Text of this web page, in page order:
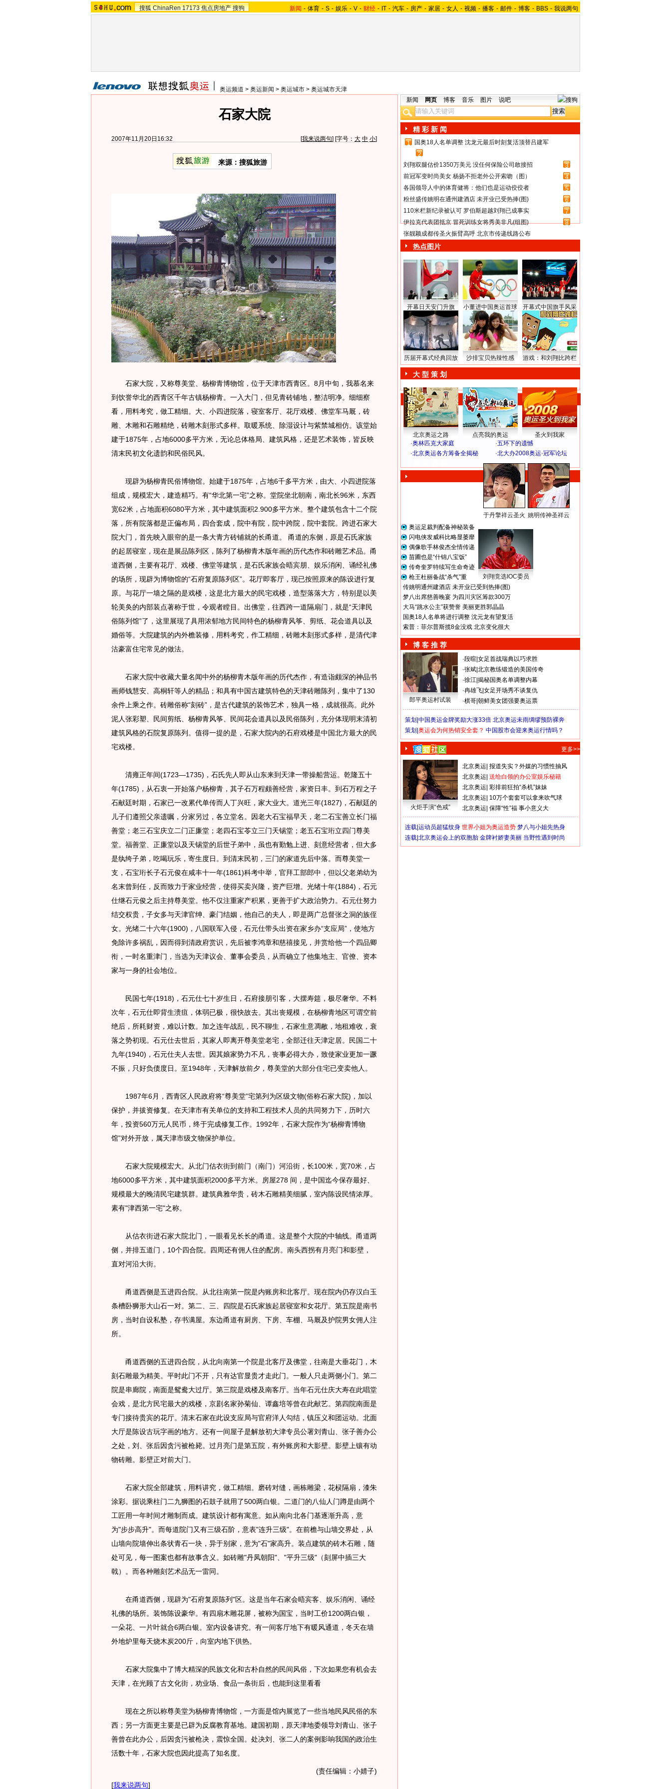
搜狐 ChinaRen 17173 焦点房地产 搜狗 新闻 - 体育 - S - 娱乐 - V - 财经 - IT - 汽车 - 房产 - 家居 - 女人 - 视频 - 播客 - 邮件 - 博客 - BBS - 我说两句
奥运频道 > 奥运新闻 > 奥运城市 > 奥运城市天津
石家大院
2007年11月20日16:32 [我来说两句] [字号： 大 中 小]
来源：搜狐旅游
石家大院，又称尊美堂、杨柳青博物馆，位于天津市西青区。8月中旬，我慕名来
到饮誉华北的西青区千年古镇杨柳青。一入大门，但见青砖铺地，整洁明净。细细察
看，用料考究，做工精细。大、小四进院落，寝室客厅、花厅戏楼、佛堂车马厩，砖
雕、木雕和石雕精绝，砖雕木刻形式多样。取暖系统、除湿设计与紫禁城相仿。该堂始
建于1875年，占地6000多平方米，无论总体格局、建筑风格，还是艺术装饰，皆反映
清末民初文化遗韵和民俗民风。
现辟为杨柳青民俗博物馆。始建于1875年，占地6千多平方米，由大、小四进院落
组成，规模宏大，建造精巧。有“华北第一宅”之称。堂院坐北朝南，南北长96米，东西
宽62米，占地面积6080平方米，其中建筑面积2.900多平方米。整个建筑包含十二个院
落，所有院落都是正偏布局，四合套成，院中有院，院中跨院，院中套院。跨进石家大
院大门，首先映入眼帘的是一条大青方砖铺就的长甬道。 甬道的东侧，原是石氏家族
的起居寝室，现在是展品陈列区，陈列了杨柳青木版年画的历代杰作和砖雕艺术品。甬
道西侧，主要有花厅、戏楼、佛堂等建筑，是石氏家族会晤宾朋、娱乐消闲、诵经礼佛
的场所，现辟为博物馆的“石府复原陈列区”。花厅即客厅，现已按照原来的陈设进行复
原。与花厅一墙之隔的是戏楼，这是北方最大的民宅戏楼，造型落落大方，特别是以美
轮美奂的内部装点著称于世，令观者瞠目。出佛堂，往西跨一道隔扇门，就是“天津民
俗陈列馆”了，这里展现了具用浓郁地方民间特色的杨柳青风筝、剪纸、花会道具以及
婚俗等。大院建筑的内外檐装修，用料考究，作工精细，砖雕木刻形式多样，是清代津
沽豪富住宅常见的做法。
石家大院中收藏大量名闻中外的杨柳青木版年画的历代杰作，有造诣颇深的神品书
画师钱慧安、高桐轩等人的精品；和具有中国古建筑特色的天津砖雕陈列，集中了130
余件上乘之作。砖雕俗称“刻砖”，是古代建筑的装饰艺术，独具一格，成就很高。此外
泥人张彩塑、民间剪纸、杨柳青风筝、民间花会道具以及民俗陈列，充分体现明末清初
建筑风格的石院复原陈列。值得一提的是，石家大院内的石府戏楼是中国北方最大的民
宅戏楼。
清雍正年间(1723—1735)，石氏先人即从山东来到天津一带操船营运。乾隆五十
年(1785)，从石衷一开始落户杨柳青，其子石万程颇善经营，家资日丰。到石万程之子
石献廷时期，石家已一改累代单传而人丁兴旺，家大业大。道光三年(1827)，石献廷的
儿子们遵照父亲遗嘱，分家另过，各立堂名。因老大石宝福早天，老二石宝善立长门福
善堂；老三石宝庆立二门正廉堂；老四石宝苓立三门天锡堂；老五石宝珩立四门尊美
堂。福善堂、正廉堂以及天锡堂的后世子弟中，虽也有勤勉上进、刻意经营者，但大多
是纨绔子弟，吃喝玩乐，寄生度日。到清末民初，三门的家道先后中落。而尊美堂一
支，石宝珩长子石元俊在咸丰十一年(1861)科考中举，官拜工部郎中，但以父老弟幼为
名末曾到任，反而致力于家业经营，使得买卖兴隆，资产巨增。光绪十年(1884)，石元
仕继石元俊之后主持尊美堂。他不仅注重家产积累，更善于扩大政治势力。石元仕努力
结交权贵，子女多与天津官绅、豪门结姻，他自己的夫人，即是两广总督张之洞的族侄
女。光绪二十六年(1900)，八国联军入侵，石元仕带头出资在家乡办“支应局”，使地方
免除许多祸乱，因而得到清政府赏识，先后被李鸿章和慈禧接见，并赏给他一个四品卿
衔，一时名重津门，当选为天津议会、董事会委员，从而确立了他集地主、官僚、资本
家与一身的社会地位。
民国七年(1918)，石元仕七十岁生日，石府接朋引客，大摆寿筵，极尽奢华。不料
次年，石元仕即背生溃疽，体弱已极，很快故去。其出丧规模，在杨柳青地区可谓空前
绝后，所耗财资，难以计数。加之连年战乱，民不聊生，石家生意凋敝，地租难收，衰
落之势初现。石元仕去世后，其家人即离开尊美堂老宅，全部迁往天津定居。民国二十
九年(1940)，石元仕夫人去世。因其娘家势力不凡，丧事必得大办，致使家业更加一蹶
不振，只好负债度日。至1948年，天津解放前夕，尊美堂的大部分住宅已变卖他人。
1987年6月，西青区人民政府将“尊美堂”宅第列为区级文物(俗称石家大院)，加以
保护，并拔资修复。在天津市有关单位的支持和工程技术人员的共同努力下，历时六
年，投资560万元人民币，终于完成修复工作。1992年，石家大院作为“杨柳青博物
馆”对外开放，属天津市级文物保护单位。
石家大院规模宏大。从北门估衣街到前门（南门）河沿街，长100米，宽70米，占
地6000多平方米，其中建筑面积2000多平方米。房屋278 间，是中国迄今保存最好、
规模最大的晚清民宅建筑群。建筑典雅华贵，砖木石雕精美细腻，室内陈设民情浓厚。
素有"津西第一宅"之称。
从估衣街进石家大院北门，一眼看见长长的甬道。这是整个大院的中轴线。甬道两
侧，并排五道门，10个四合院。四周还有佣人住的配房。南头西拐有月亮门和影壁，
直对河沿大街。
甬道西侧是五进四合院。从北往南第一院是内账房和北客厅。现在院内仍存汉白玉
条槽卧狮形大山石一对。第二、三、四院是石氏家族起居寝室和女花厅。第五院是南书
房，当时自设私塾，存书满屋。东边甬道有厨房、下房、车棚、马厩及护院男女佣人注
所。
甬道西侧的五进四合院，从北向南第一个院是北客厅及佛堂，往南是大垂花门，木
刻石雕最为精美。平时此门不开，只有达官显贵才走此门。一般人只走两侧小门。第二
院是串廊院，南面是鸳鸯大过厅。第三院是戏楼及南客厅。当年石元仕庆大寿在此唱堂
会戏，是北方民宅最大的戏楼，京剧名家孙菊仙、谭鑫培等曾在此献艺。第四院南面是
专门接待贵宾的花厅。清末石家在此设支应局与官府洋人勾结，镇压义和团运动。北面
大厅是陈设古玩字画的地方。还有一间屋子是解放初大津专员公署刘青山、张子善办公
之处，刘、张后因贪污被枪毙。过月亮门是第五院，有外账房和大影壁。影壁上镶有动
物砖雕。影壁正对前大门。
石家大院全部建筑，用料讲究，做工精细。磨砖对缝，画栋雕梁，花棂隔扇，漆朱
涂彩。据说乘柱门二九狮图的石鼓子就用了500两白银。二道门的八仙人门蹲是由两个
工匠用一年时间才雕制而成。建筑设计都有寓意。如从南向北各门基逐渐升高，意
为"步步高升"。而每道院门又有三级石阶，意表"连升三级"。在前檐与山墙交界处，从
山墙向院墙伸出条状青石一块，异于别家，意为"石"家高升。装点建筑的砖木石雕，随
处可见，每一图案也都有故事含义。如砖雕"丹凤朝阳"、"平升三级"（刻屏中插三大
戟）。而各种雕刻艺术品无一雷同。
在甬道西侧，现辟为"石府复原陈列"区。这是当年石家会晤宾客、娱乐消闲、诵经
礼佛的场所。装饰陈设豪华。有四扇木雕花屏，被称为国宝，当时工价1200两白银，
一朵花、一片叶就合6两白银。室内设备讲究。有一间客厅地下有暖风通道，冬天在墙
外地炉里每天烧木炭200斤，向室内地下供热。
石家大院集中了博大精深的民族文化和古朴自然的民间风俗，下次如果您有机会去
天津，在光顾了古文化街，劝业场、食品一条街后，也能到这里看看
现在之所以称尊美堂为杨柳青博物馆，一方面是馆内展览了一些当地民风民俗的东
西；另一方面更主要是已辟为反腐教育基地。建国初期，原天津地委领导刘青山、张子
善曾在此办公，后因贪污被枪决，震惊全国。处决刘、张二人的案例影响我国的政治生
活数十年，石家大院也因此提高了知名度。
(责任编辑：小婧子)
[我来说两句]
新闻 网页 博客 音乐 图片 说吧
精 彩 新 闻
1
国奥18人名单调整 沈龙元最后时刻复活顶替吕建军
2
刘翔双腿估价1350万美元 没任何保险公司敢接招
3
前冠军变时尚美女 杨扬不拒老外公开索吻（图）
4
各国领导人中的体育健将：他们也是运动佼佼者
5
粉丝盛传姚明在通州建酒店 未开业已受热捧(图)
6
110米栏新纪录被认可 罗伯斯超越刘翔已成事实
7
伊拉克代表团抵京 冒死训练女将秀美非凡(组图)
8
张靓颖成都传圣火振臂高呼 北京市传递线路公布
热点图片
开幕日天安门升旗 小董进中国奥运首球 开幕式中国旗手风采
历届开幕式经典回放 沙排宝贝热辣性感 游戏：和刘翔比跨栏
大 型 策 划
北京奥运之路 点亮我的奥运
圣火到我家
·奥林匹克大家庭 ·五环下的遗憾
·北京奥运各方筹备全揭秘 ·北大办2008奥运·冠军论坛
于丹擎祥云圣火 姚明传神圣祥云
奥运足裁判配备神秘装备
闪电侠发威科比略显萎靡
偶像歌手林俊杰全情传递
苗圃也是“什锦八宝饭”
传奇奎罗特续写生命奇迹
枪王杜丽备战“杀气”重
刘翔竞选IOC委员
传姚明通州建酒店 未开业已受到热捧(图)
梦八出席慈善晚宴 为四川灾区筹款300万
大马“跳水公主”获赞誉 美丽更胜郭晶晶
国奥18人名单将进行调整 沈元龙有望复活
索普：菲尔普斯揽8金没戏 北京变化很大
博 客 推 荐
郎平奥运村试装
·段暄 女足首战瑞典以巧求胜
·张斌 北京教练锻造的美国传奇
·徐江 揭秘国奥名单调整内幕
·冉雄飞 女足开场秀不谈复仇
·棋哥 朝鲜美女团强要奥运票
策划| 中国奥运金牌奖励大涨33倍 北京奥运未雨绸缪预防裸奔
策划| 奥运会为何热销安全套？ 中国股市会迎来奥运行情吗？
更多>>
火炬手演“色戒”
北京奥运 报道失实？外媒的习惯性抽风
北京奥运 送给白领的办公室娱乐秘籍
北京奥运 彩排前狂拍“杀机”妹妹
北京奥运 10万个套套可以拿来吹气球
北京奥运 保障“性”福 事小意义大
连载| 运动员超猛纹身 世界小姐为奥运造势 梦八与小姐先热身
连载| 北京奥运会上的双胞胎 金牌衬娇妻美丽 当野性遇到时尚